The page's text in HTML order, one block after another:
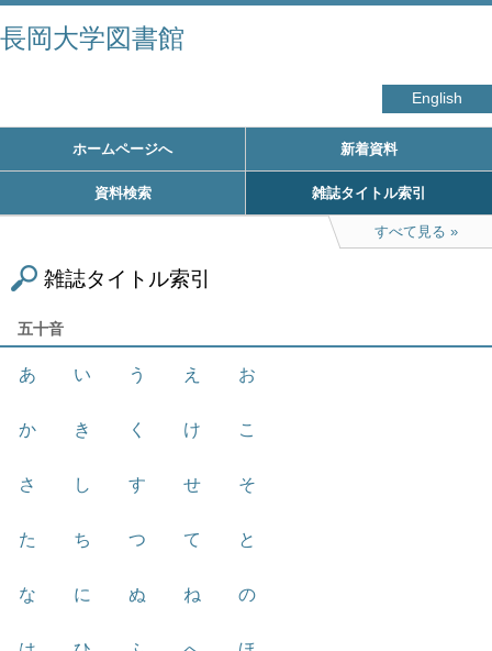
長岡大学図書館
English
ホームページへ 新着資料
資料検索 雑誌タイトル索引
すべて見る
雑誌タイトル索引
五十音
あ い う え お
か き く け こ
さ し す せ そ
た ち つ て と
な に ぬ ね の